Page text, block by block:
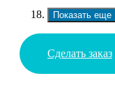
Показать еще
Сделать заказ